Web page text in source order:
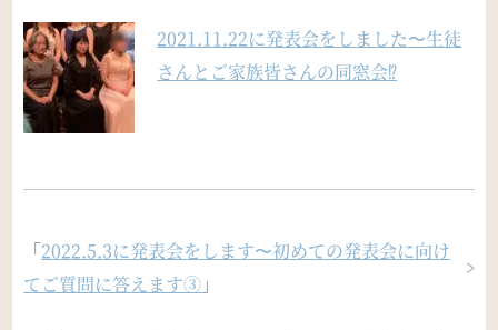
2021.11.22に発表会をしました〜生徒
さんとご家族皆さんの同窓会⁉︎
「2022.5.3に発表会をします〜初めての発表会に向け
てご質問に答えます③ 」